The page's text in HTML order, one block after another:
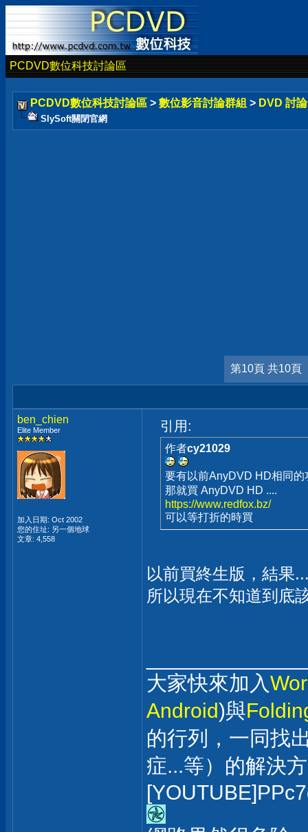
PCDVD數位科技討論區
PCDVD數位科技討論區 > 數位影音討論群組 > DVD 討
SlySoft關閉官網
第10頁 共10頁
ben_chien
Elite Member
加入日期: Oct 2002
您的住址: 另一個地球
文章: 4,558
引用:
作者cy21029
要有以前AnyDVD HD相同的
那就買 AnyDVD HD ....
https://www.redfox.bz/
可以等打折的時買
以前買終生版，結果
所以現在不知道到底
大家快來加入
Android)與
的行列，一同找
症...等）的解決